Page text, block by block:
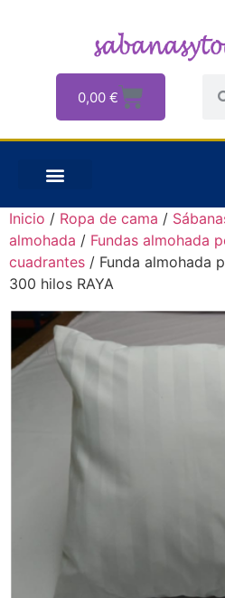
0,00 €
Inicio / Ropa de cama /
almohada / Fundas almohada
cuadrantes / Funda almohada
300 hilos RAYA